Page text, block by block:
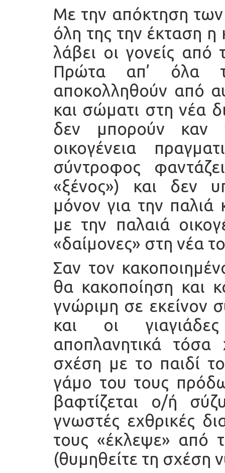
Με την απόκτηση των
όλη της την έκταση
λάβει οι γονείς από
Πρώτα απ’ όλα
αποκολληθούν από
και σώματι στη νέα
δεν μπορούν καν
οικογένεια
σύντροφος
«ξένος») και δεν
μόνον για την παλιά
με την παλαιά
«δαίμονες» στη νέα
Σαν τον
θα κακοποίηση και
γνώριμη σε εκείνον
και οι γιαγιάδες
αποπλανητικά τόσα
σχέση με το παιδί
γάμο του τους
βαφτίζεται ο/ή
γνωστές εχθρικές
τους «έκλεψε» από
(θυμηθείτε τη σχέση